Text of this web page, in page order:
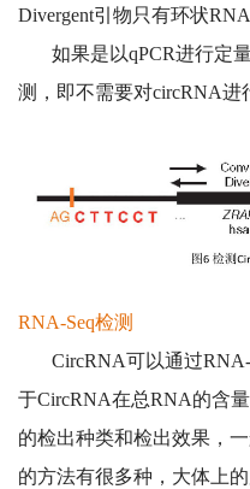
Divergent引物只有环状
如果是以qPCR进行定
测，即不需要对circRNA进
RNA-Seq检测
CircRNA可以通过
于CircRNA在总RNA的含
的检出种类和检出效果，
的方法有很多种，大体上